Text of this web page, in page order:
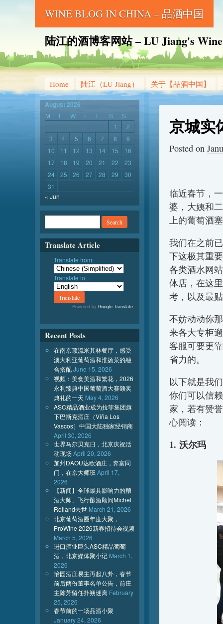
WINE BLOG IN CHINA – 品酒中国
陆江的酒博客网站 – LU Jiang's
Home 陆江（LU Jiang） 关于【品酒中国】
京城实
Posted on
临近春节，
婆，大姨和
上的葡萄酒
我们在之前
下这极其重
各类酒水网
体店，在这
考，以及最
不妨动动你
来各大专柜
客服可要更
省力的。
以下就是我
你们可以信
家，若有赞
心阅读：
1. 沃尔玛
August 2026
M T W T F S
S
1
2
3
4 5 6 7 8
9
10
11 12 13 14 15
16
17
18 19 20 21 22
23
24
25 26 27 28 29
30
31
« Jun
Translate Article
Translate from:
Translate to:
Powered by Google Translate.
Recent Posts
在南京顶流米其林餐厅，感受
澳大利亚葡萄酒和淮扬菜的融
合搭配June 15, 2026
视频：美食美酒和繁花，2026
永利臻典中国葡萄酒大赛颁奖
典礼的一天 May 4, 2026
ASC精品酒业成为拉菲集团旗
下巴斯克酒庄（Viña Los
Vascos）中国大陆独家经销商
April 30, 2026
世界马尔贝克日，北京庆祝活
动现场April 20, 2026
加州DAOU达欧酒庄，奔富同
门，在京大师班 April 17,
2026
【新闻】全球最具影响力的酿
酒大师、飞行酿酒顾问Michel
Rolland去世 March 21, 2026
北京葡萄酒圈年度大聚，
ProWine 2026新春招待会视频
March 5, 2026
进口酒业巨头ASC精品葡萄
酒，北京媒体聚小记 March 1,
2026
怡园酒庄易主再起八卦，春节
前后两份董事名单公告，前庄
主陈芳留任扑朔迷离 February
25, 2026
春节前的一场品酒小聚
January 24, 2026